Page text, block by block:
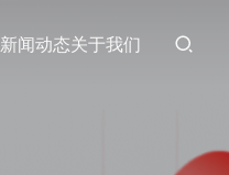
新闻动态关于我们